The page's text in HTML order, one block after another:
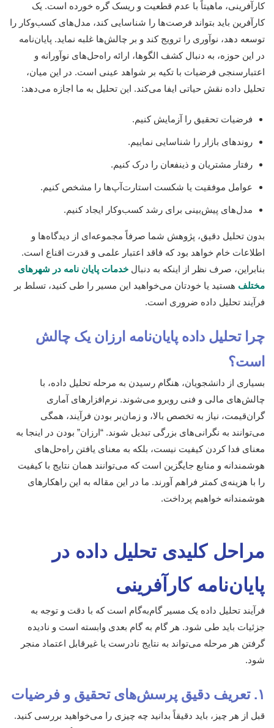
کارآفرینی، ماهیتاً با عدم قطعیت و ریسک گره خورده است. یک
کارآفرین باید بتواند فرصت‌ها را شناسایی کند، مدل‌های کسب‌وکار را
توسعه دهد، نوآوری را ترویج کند و بر چالش‌ها غلبه نماید. پایان‌نامه
در این حوزه، به دنبال کشف الگوها، ارائه راه‌حل‌های نوآورانه و
اعتبارسنجی فرضیات با تکیه بر شواهد عینی است. در این میان،
تحلیل داده نقش حیاتی ایفا می‌کند. این تحلیل به ما اجازه می‌دهد:
فرضیات تحقیق را آزمایش کنیم.
روندهای بازار را شناسایی نماییم.
رفتار مشتریان و ذینفعان را درک کنیم.
عوامل موفقیت یا شکست استارت‌آپ‌ها را مشخص کنیم.
مدل‌های پیش‌بینی برای رشد کسب‌وکار ایجاد کنیم.
بدون تحلیل دقیق، پژوهش شما صرفاً مجموعه‌ای از دیدگاه‌ها و
اطلاعات خام خواهد بود که فاقد اعتبار علمی و قدرت اقناع است.
بنابراین، صرف نظر از اینکه به دنبال خدمات پایان نامه در شهرهای
مختلف هستید یا خودتان می‌خواهید این مسیر را طی کنید، تسلط بر
فرآیند تحلیل داده ضروری است.
چرا تحلیل داده پایان‌نامه ارزان یک چالش
است؟
بسیاری از دانشجویان، هنگام رسیدن به مرحله تحلیل داده، با
چالش‌های مالی و فنی روبرو می‌شوند. نرم‌افزارهای آماری
گران‌قیمت، نیاز به تخصص بالا، و زمان‌بر بودن فرآیند، همگی
می‌توانند به نگرانی‌های بزرگی تبدیل شوند. “ارزان” بودن در اینجا به
معنای فدا کردن کیفیت نیست، بلکه به معنای یافتن راه‌حل‌های
هوشمندانه و منابع جایگزین است که می‌توانند همان نتایج با کیفیت
را با هزینه‌ی کمتر فراهم آورند. ما در این مقاله به این راهکارهای
هوشمندانه خواهیم پرداخت.
مراحل کلیدی تحلیل داده در
پایان‌نامه کارآفرینی
فرآیند تحلیل داده یک مسیر گام‌به‌گام است که با دقت و توجه به
جزئیات باید طی شود. هر گام به گام بعدی وابسته است و نادیده
گرفتن هر مرحله می‌تواند به نتایج نادرست یا غیرقابل اعتماد منجر
شود.
۱. تعریف دقیق پرسش‌های تحقیق و فرضیات
قبل از هر چیز، باید دقیقاً بدانید چه چیزی را می‌خواهید بررسی کنید.